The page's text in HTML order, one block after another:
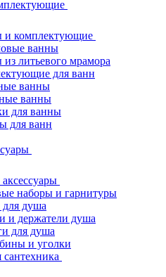
и комплектующие
ванны
литьевого мрамора
для ванн
ванны
ванны
для ванны
для ванн
наборы и гарнитуры
душа
и держатели душа
для душа
и уголки